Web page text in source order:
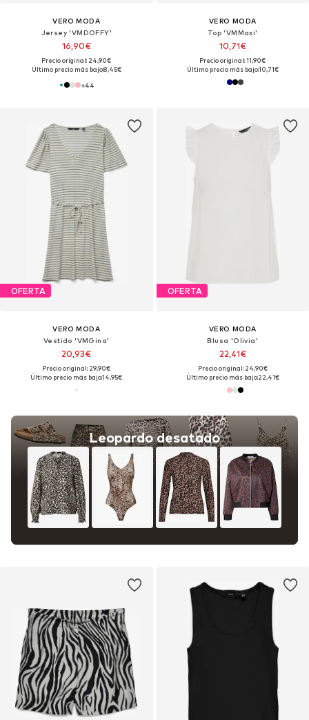
VERO MODA
Jersey 'VMDOFFY'
16,90€
Precio original: 24,90€
Último precio más bajo:8,45€
+44
VERO MODA
Top 'VMMaxi'
10,71€
Precio original: 11,90€
Último precio más bajo:10,71€
OFERTA
VERO MODA
Vestido 'VMGina'
20,93€
Precio original: 29,90€
Último precio más bajo:14,95€
Leopardo desatado
OFERTA
VERO MODA
Blusa 'Olivia'
22,41€
Precio original: 24,90€
Último precio más bajo:22,41€